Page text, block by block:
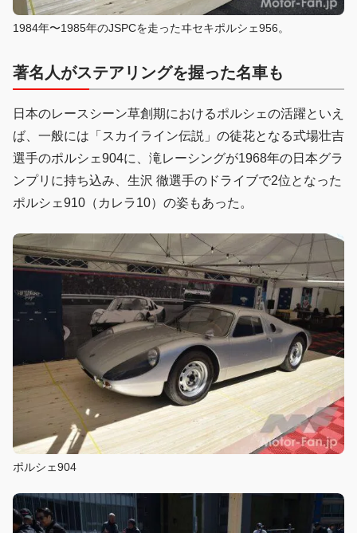
1984年〜1985年のJSPCを走ったヰセキポルシェ956。
著名人がステアリングを握った名車も
日本のレースシーン草創期におけるポルシェの活躍といえ
ば、一般には「スカイライン伝説」の徒花となる式場壮吉
選手のポルシェ904に、滝レーシングが1968年の日本グラ
ンプリに持ち込み、生沢 徹選手のドライブで2位となった
ポルシェ910（カレラ10）の姿もあった。
ポルシェ904